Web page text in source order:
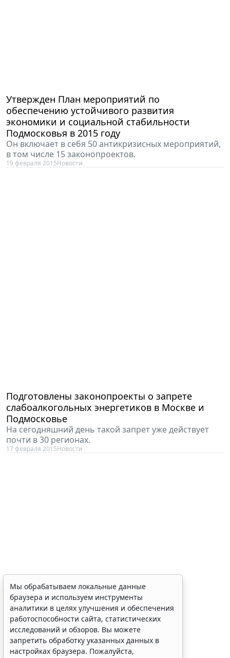
Утвержден План мероприятий по
обеспечению устойчивого развития
экономики и социальной стабильности
Подмосковья в 2015 году
Он включает в себя 50 антикризисных мероприятий,
в том числе 15 законопроектов.
19 февраля 2015Новости
Подготовлены законопроекты о запрете
слабоалкогольных энергетиков в Москве и
Подмосковье
На сегодняшний день такой запрет уже действует
почти в 30 регионах.
17 февраля 2015Новости
запретить обработку указанных данных в
настройках браузера. Пожалуйста,
ознакомьтесь с условиями их обработки.
Принять